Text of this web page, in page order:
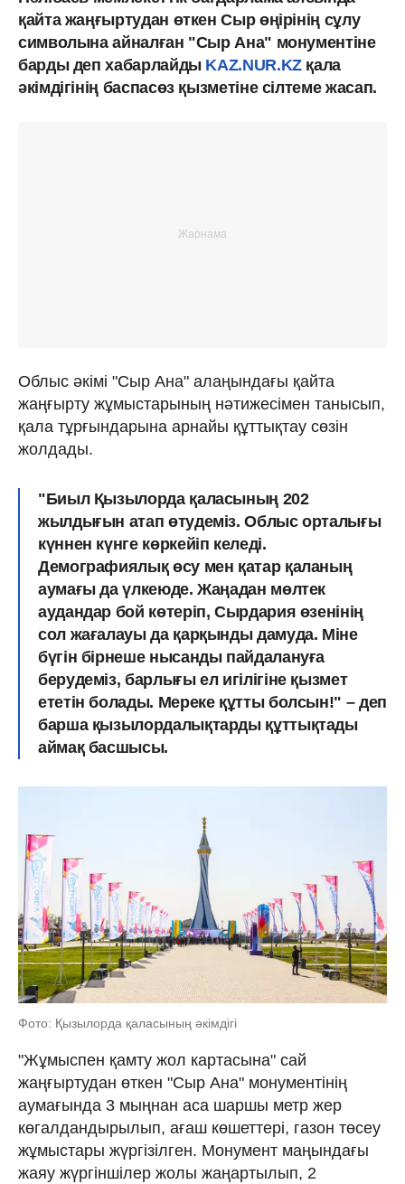
қайта жаңғыртудан өткен Сыр өңірінің сұлу
символына айналған "Сыр Ана" монументіне
барды деп хабарлайды KAZ.NUR.KZқала
әкімдігінің баспасөз қызметіне сілтеме жасап.
Облыс әкімі "Сыр Ана" алаңындағы қайта
жаңғырту жұмыстарының нәтижесімен танысып,
қала тұрғындарына арнайы құттықтау сөзін
жолдады.
"Биыл Қызылорда қаласының 202
жылдығын атап өтудеміз. Облыс орталығы
күннен күнге көркейіп келеді.
Демографиялық өсу мен қатар қаланың
аумағы да үлкеюде. Жаңадан мөлтек
аудандар бой көтеріп, Сырдария өзенінің
сол жағалауы да қарқынды дамуда. Міне
бүгін бірнеше нысанды пайдалануға
берудеміз, барлығы ел игілігіне қызмет
ететін болады. Мереке құтты болсын!" – деп
барша қызылордалықтарды құттықтады
аймақ басшысы.
Фото: Қызылорда қаласының әкімдігі
"Жұмыспен қамту жол картасына" сай
жаңғыртудан өткен "Сыр Ана" монументінің
аумағында 3 мыңнан аса шаршы метр жер
көгалдандырылып, ағаш көшеттері, газон төсеу
жұмыстары жүргізілген. Монумент маңындағы
жаяу жүргіншілер жолы жаңартылып, 2